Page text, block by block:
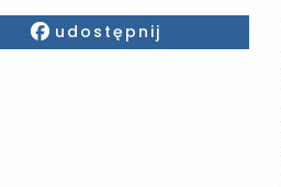
Facebook
udostępnij